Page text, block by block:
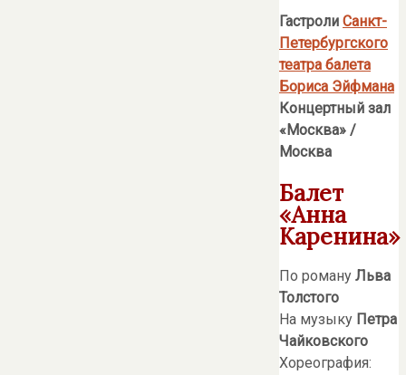
Гастроли Санкт-
Петербургского
театра балета
Бориса Эйфмана
Концертный зал
«Москва» /
Москва
Балет
«Анна
Каренина»
По роману Льва
Толстого
На музыку Петра
Чайковского
Хореография: